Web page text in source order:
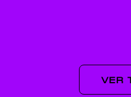
VER